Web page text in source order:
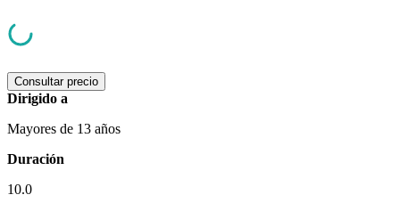
Consultar precio
Dirigido a
Mayores de 13 años
Duración
10.0